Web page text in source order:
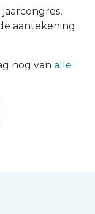
aantekening
nog van alle